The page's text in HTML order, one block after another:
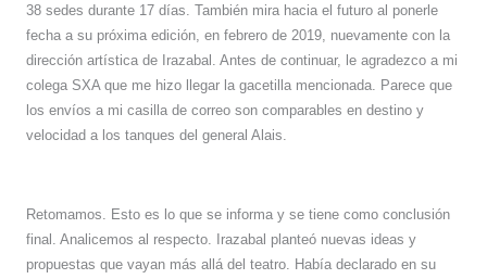
38 sedes durante 17 días. También mira hacia el futuro al ponerle
fecha a su próxima edición, en febrero de 2019, nuevamente con la
dirección artística de Irazabal. Antes de continuar, le agradezco a mi
colega SXA que me hizo llegar la gacetilla mencionada. Parece que
los envíos a mi casilla de correo son comparables en destino y
velocidad a los tanques del general Alais.
Retomamos. Esto es lo que se informa y se tiene como conclusión
final. Analicemos al respecto. Irazabal planteó nuevas ideas y
propuestas que vayan más allá del teatro. Había declarado en su